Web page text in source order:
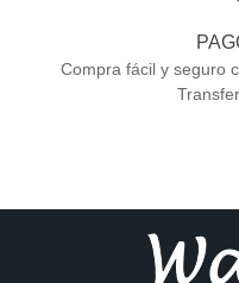
Compra fácil y seguro